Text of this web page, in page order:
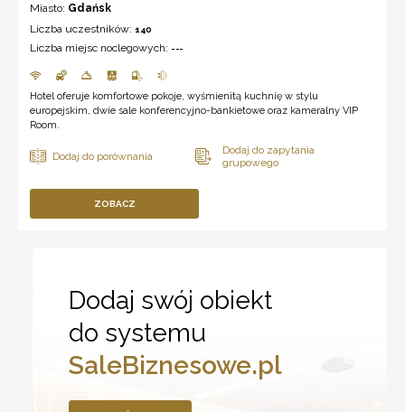
Miasto: Gdańsk
Liczba uczestników: 140
Liczba miejsc noclegowych: ---
Hotel oferuje komfortowe pokoje, wyśmienitą kuchnię w stylu
europejskim, dwie sale konferencyjno-bankietowe oraz kameralny VIP
Room.
ZOBACZ
Dodaj swój obiekt
do systemu
SaleBiznesowe.pl